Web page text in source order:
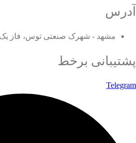
آدرس
مشهد - شهرک صنعتی توس، فاز یک
پشتیبانی برخط
Telegram